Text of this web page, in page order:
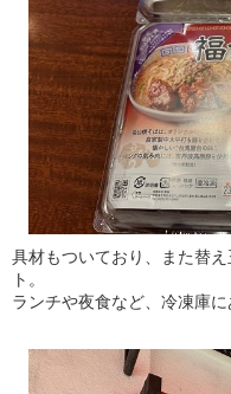
具材もついており、また替
ト。
ランチや夜食など、冷凍庫に